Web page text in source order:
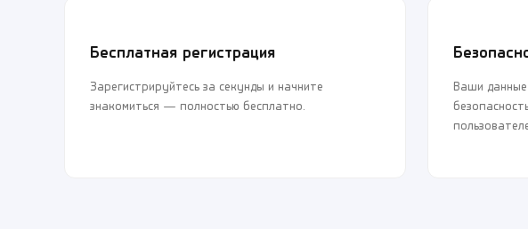
Бесплатная регистрация
Зарегистрируйтесь за секунды и начните
знакомиться — полностью бесплатно.
Ваши